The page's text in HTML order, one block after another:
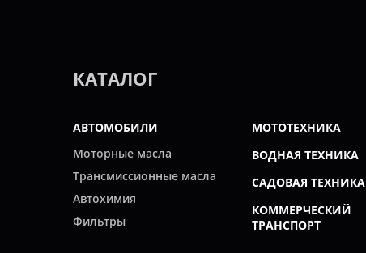
КАТАЛОГ
АВТОМОБИЛИ
Моторные масла
Трансмиссионные масла
Автохимия
Фильтры
МОТОТЕХНИКА
ВОДНАЯ ТЕХНИКА
САДОВАЯ ТЕХНИКА
КОММЕРЧЕСКИЙ
ТРАНСПОРТ